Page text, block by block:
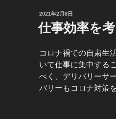
投
稿
日:
2021年2月8日
仕事効率を
コロナ禍での自粛生
いて仕事に集中する
べく、デリバリーサ
バリーもコロナ対策